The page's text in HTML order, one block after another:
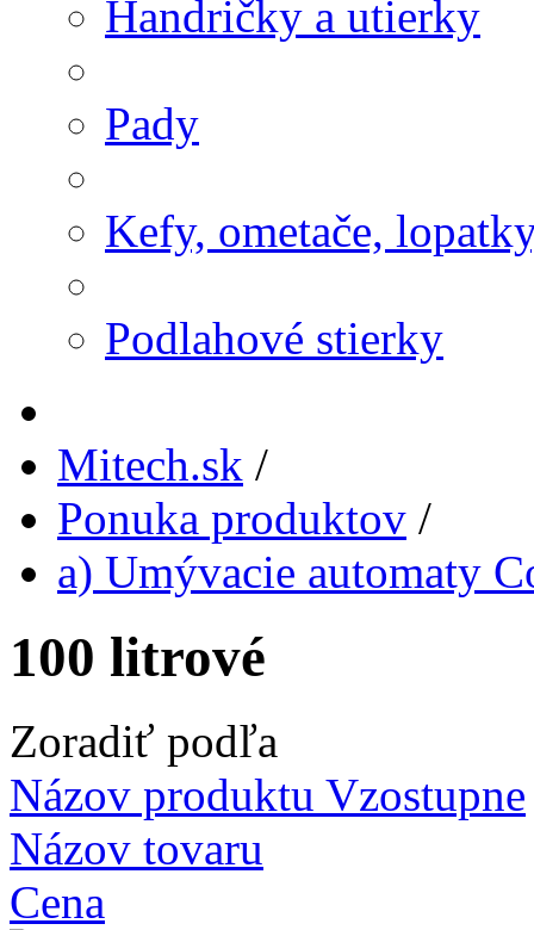
Handričky a utierky
Pady
Kefy, ometače,
Podlahové stierky
Mitech.sk /
Ponuka produktov /
a) Umývacie automaty
100 litrové
Zoradiť podľa
Názov produktu Vzostupne
Názov tovaru
Cena